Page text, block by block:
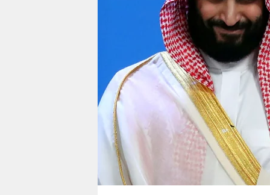
veranstaltungen
shop
fragen & hilfe
unterstützen
abo
genossenschaft